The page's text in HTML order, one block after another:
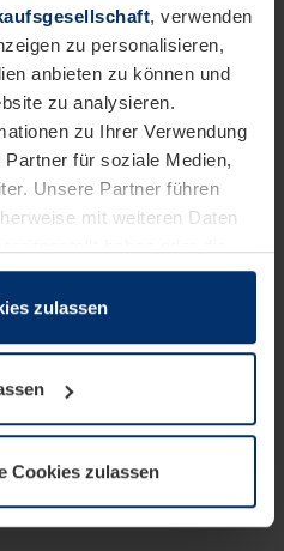
, verwenden
zu personalisieren,
anbieten zu können und
zu analysieren.
zu Ihrer Verwendung
für soziale Medien,
Unsere Partner führen
mit weiteren Daten
der Dienste gesammelt
Seite unbedingt
Cookie-Typen benötigen
können Sie jederzeit
Website ändern oder
zulassen
Cookies zulassen